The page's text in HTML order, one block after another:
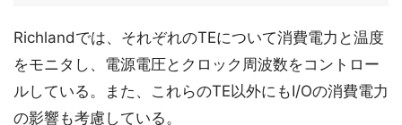
Richlandでは、それぞれのTEについて消費電力と温度
をモニタし、電源電圧とクロック周波数をコントロー
ルしている。また、これらのTE以外にもI/Oの消費電力
の影響も考慮している。